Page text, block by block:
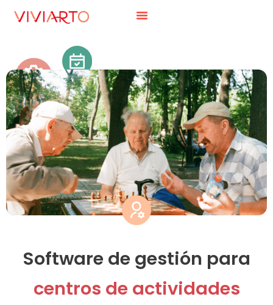
Software de gestión para
centros de actividades